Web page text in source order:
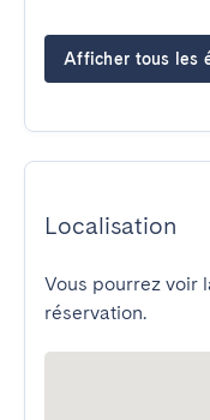
Afficher tous les
Localisation
Vous pourrez voir
réservation.